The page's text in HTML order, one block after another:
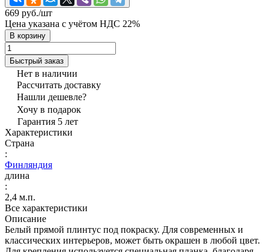
669 руб./шт
Цена указана с учётом НДС 22%
В корзину
Быстрый заказ
Нет в наличии
Рассчитать доставку
Нашли дешевле?
Хочу в подарок
Гарантия 5 лет
Характеристики
Страна
:
Финляндия
длина
:
2,4 м.п.
Все характеристики
Описание
Белый прямой плинтус под покраску. Для современных и
классических интерьеров, может быть окрашен в любой цвет.